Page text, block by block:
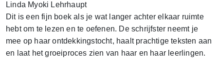
Linda Myoki Lehrhaupt
Dit is een fijn boek als je wat langer achter elkaar ruimte
hebt om te lezen en te oefenen. De schrijfster neemt je
mee op haar ontdekkingstocht, haalt prachtige teksten aan
en laat het groeiproces zien van haar en haar leerlingen.